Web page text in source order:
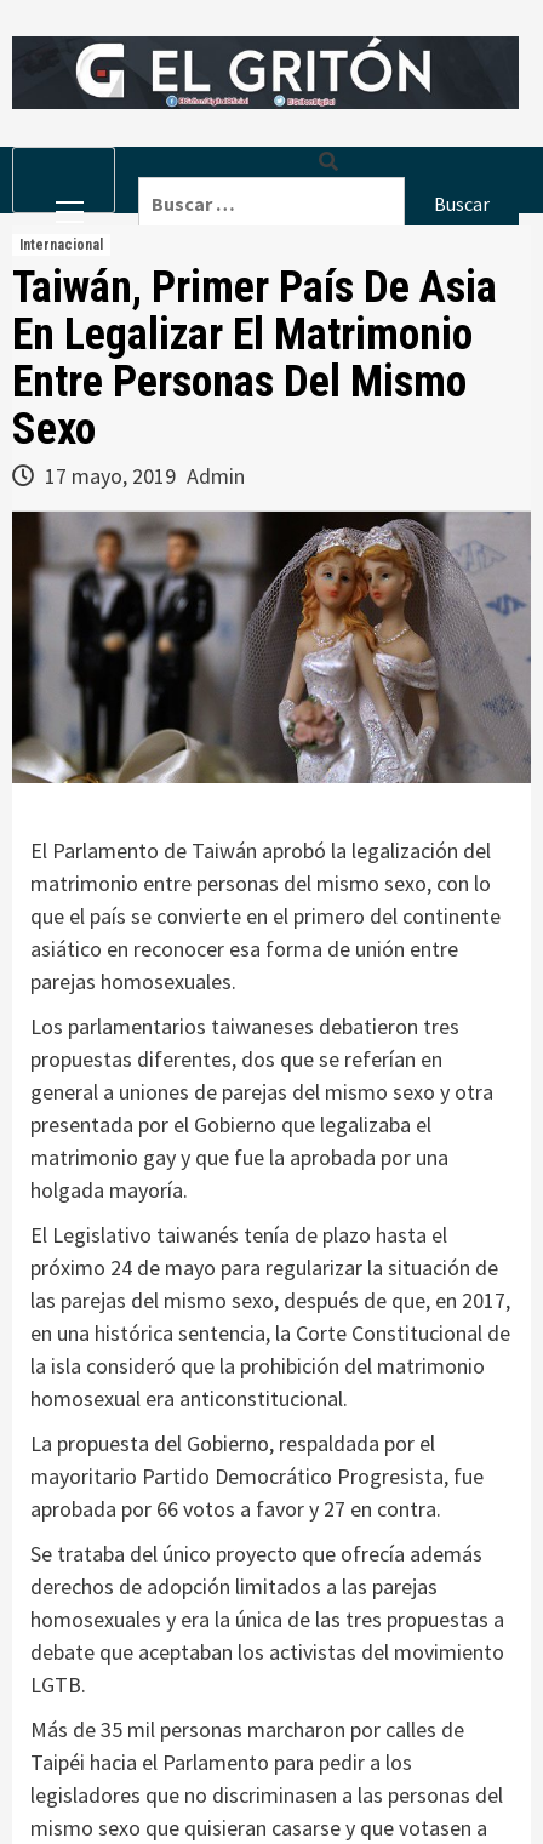
to
Menu
Internacional
Taiwán, Primer País De Asia
En Legalizar El Matrimonio
Entre Personas Del Mismo
Sexo
17 mayo, 2019 Admin
El Parlamento de Taiwán aprobó la legalización del
matrimonio entre personas del mismo sexo, con lo
que el país se convierte en el primero del continente
asiático en reconocer esa forma de unión entre
parejas homosexuales.
Los parlamentarios taiwaneses debatieron tres
propuestas diferentes, dos que se referían en
general a uniones de parejas del mismo sexo y otra
presentada por el Gobierno que legalizaba el
matrimonio gay y que fue la aprobada por una
holgada mayoría.
El Legislativo taiwanés tenía de plazo hasta el
próximo 24 de mayo para regularizar la situación de
las parejas del mismo sexo, después de que, en 2017,
en una histórica sentencia, la Corte Constitucional de
la isla consideró que la prohibición del matrimonio
homosexual era anticonstitucional.
La propuesta del Gobierno, respaldada por el
mayoritario Partido Democrático Progresista, fue
aprobada por 66 votos a favor y 27 en contra.
Se trataba del único proyecto que ofrecía además
derechos de adopción limitados a las parejas
homosexuales y era la única de las tres propuestas a
debate que aceptaban los activistas del movimiento
LGTB.
Más de 35 mil personas marcharon por calles de
Taipéi hacia el Parlamento para pedir a los
legisladores que no discriminasen a las personas del
mismo sexo que quisieran casarse y que votasen a